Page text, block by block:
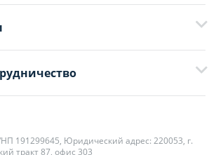
и отвечаем на письма в будние дни с 9:00 до
Кристина Филюта
Гладченко
191299645, Юридический адрес: 220053, г.
тракт 87, офис 303